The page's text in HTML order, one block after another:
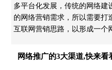
多平台化发展，传统的网络建
的网络营销需求，所以需要打
互联网营销思路，以形成一个
网络推广的3大渠道,快来看